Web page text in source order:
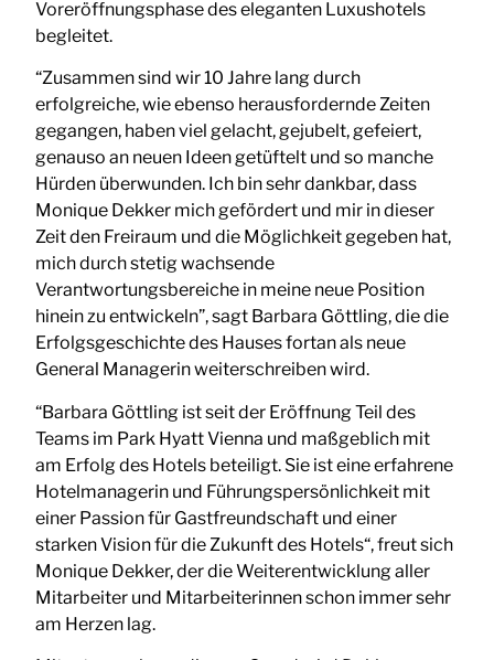
Voreröffnungsphase des eleganten Luxushotels
begleitet.
“Zusammen sind wir 10 Jahre lang durch
erfolgreiche, wie ebenso herausfordernde Zeiten
gegangen, haben viel gelacht, gejubelt, gefeiert,
genauso an neuen Ideen getüftelt und so manche
Hürden überwunden. Ich bin sehr dankbar, dass
Monique Dekker mich gefördert und mir in dieser
Zeit den Freiraum und die Möglichkeit gegeben hat,
mich durch stetig wachsende
Verantwortungsbereiche in meine neue Position
hinein zu entwickeln”, sagt Barbara Göttling, die die
Erfolgsgeschichte des Hauses fortan als neue
General Managerin weiterschreiben wird.
“Barbara Göttling ist seit der Eröffnung Teil des
Teams im Park Hyatt Vienna und maßgeblich mit
am Erfolg des Hotels beteiligt. Sie ist eine erfahrene
Hotelmanagerin und Führungspersönlichkeit mit
einer Passion für Gastfreundschaft und einer
starken Vision für die Zukunft des Hotels“, freut sich
Monique Dekker, der die Weiterentwicklung aller
Mitarbeiter und Mitarbeiterinnen schon immer sehr
am Herzen lag.